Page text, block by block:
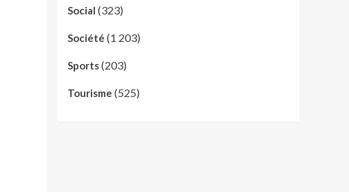
Social (323)
Société (1 203)
Sports(203)
Tourisme (525)